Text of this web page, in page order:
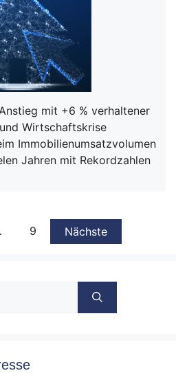
mit +6 % verhaltener
Wirtschaftskrise
Immobilienumsatzvolumen
Jahren mit Rekordzahlen
9 Nächste